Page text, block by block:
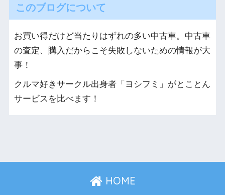
このブログについて
お買い得だけど当たりはずれの多い中古車。中古車
の査定、購入だからこそ失敗しないための情報が大
事！
クルマ好きサークル出身者「ヨシフミ」がとことん
サービスを比べます！
HOME